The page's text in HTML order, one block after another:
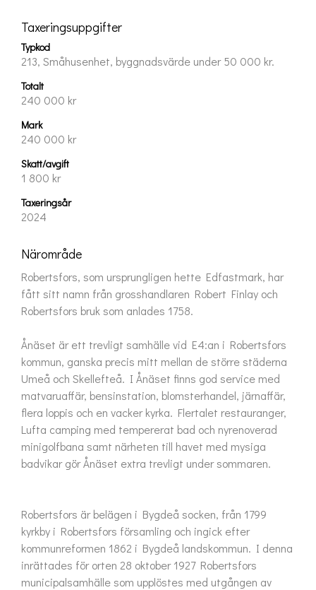
Taxeringsuppgifter
Typkod
213, Småhusenhet, byggnadsvärde under 50 000 kr.
Totalt
240 000 kr
Mark
240 000 kr
Skatt/avgift
1 800 kr
Taxeringsår
2024
Närområde
Robertsfors, som ursprungligen hette Edfastmark, har
fått sitt namn från grosshandlaren Robert Finlay och
Robertsfors bruk som anlades 1758.
Ånäset är ett trevligt samhälle vid E4:an i Robertsfors
kommun, ganska precis mitt mellan de större städerna
Umeå och Skellefteå. I Ånäset finns god service med
matvaruaffär, bensinstation, blomsterhandel, järnaffär,
flera loppis och en vacker kyrka. Flertalet restauranger,
Lufta camping med tempererat bad och nyrenoverad
minigolfbana samt närheten till havet med mysiga
badvikar gör Ånäset extra trevligt under sommaren.
Robertsfors är belägen i Bygdeå socken, från 1799
kyrkby i Robertsfors församling och ingick efter
kommunreformen 1862 i Bygdeå landskommun. I denna
inrättades för orten 28 oktober 1927 Robertsfors
municipalsamhälle som upplöstes med utgången av